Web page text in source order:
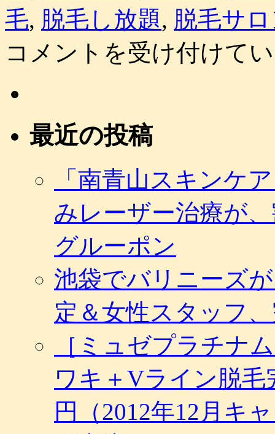
毛, 脱毛し放題, 脱毛サ
コメントを受け付けて
最近の投稿
「南青山スキンケ
みレーザー治療が
グルーポン
池袋でバリニーズ
定＆女性スタッフ
［ミュゼプラチナ
ワキ＋Vライン脱毛
円（2012年12月キ